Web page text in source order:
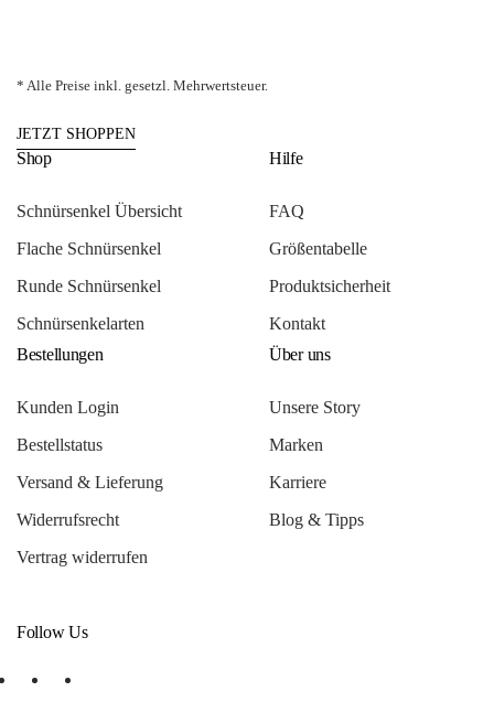
* Alle Preise inkl. gesetzl. Mehrwertsteuer.
JETZT SHOPPEN
Shop
Schnürsenkel Übersicht
Flache Schnürsenkel
Runde Schnürsenkel
Schnürsenkelarten
Hilfe
FAQ
Größentabelle
Produktsicherheit
Kontakt
Bestellungen
Kunden Login
Bestellstatus
Versand & Lieferung
Widerrufsrecht
Vertrag widerrufen
Über uns
Unsere Story
Marken
Karriere
Blog & Tipps
Follow Us